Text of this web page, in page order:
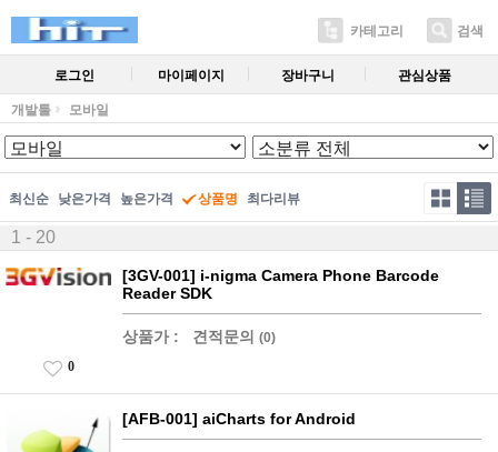
카테고리 검색
로그인 마이페이지 장바구니 관심상품
개발툴 모바일
최신순 낮은가격 높은가격 상품명 최다리뷰
1 - 20
[3GV-001] i-nigma Camera Phone Barcode
Reader SDK
상품가 : 견적문의 (0)
0
[AFB-001] aiCharts for Android